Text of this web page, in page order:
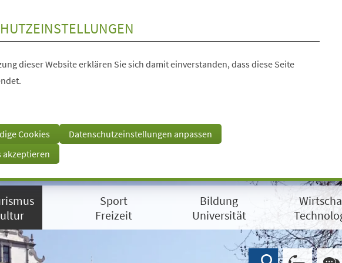
dieser Website erklären Sie sich damit einverstanden, dass diese Seite
Cookies
Datenschutzeinstellungen anpassen
akzeptieren
Sport
Freizeit
Bildung
Universität